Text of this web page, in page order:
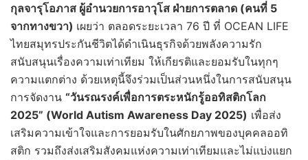
กุลจารุโอภาส ผู้อำนวยการอาวุโส ฝ่ายการตลาด (คนที่ 5
จากทางขวา) เผยว่า ตลอดระยะเวลา 76 ปี ที่ OCEAN LIFE
ไทยสมุทรประกันชีวิตได้ดำเนินธุรกิจด้วยพลังความรัก
สนับสนุนเรื่องความเท่าเทียม ให้เกียรติและยอมรับในทุกๆ
ความแตกต่าง ด้วยเหตุนี้จึงร่วมเป็นส่วนหนึ่งในการสนับสนุน
การจัดงาน “วันรณรงค์เพื่อการตระหนักรู้ออทิสติกโลก
2025” (World Autism Awareness Day 2025) เพื่อส่ง
เสริมความเข้าใจและการยอมรับในศักยภาพของบุคคลออทิ
สติก รวมถึงส่งเสริมสังคมแห่งความเท่าเทียมและไม่แบ่งแยก